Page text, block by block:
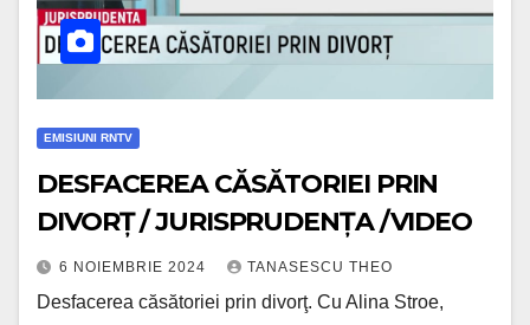
EMISIUNI RNTV
DESFACEREA CĂSĂTORIEI PRIN
DIVORȚ / JURISPRUDENȚA /VIDEO
6 NOIEMBRIE 2024 TANASESCU THEO
Desfacerea căsătoriei prin divorţ. Cu Alina Stroe,